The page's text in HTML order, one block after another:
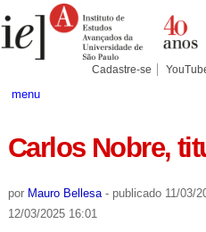
para
conteúdo.
Pessoais
Cadastre-se
menu
Carlos Nobre,
por Mauro Bellesa - publicado11/03/
12/03/2025 16:01